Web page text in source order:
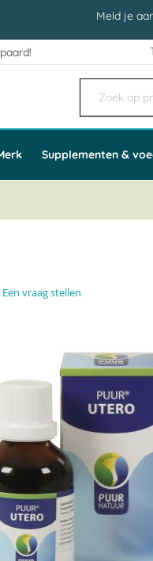
Meld je
Supplementen &
Een vraag stellen